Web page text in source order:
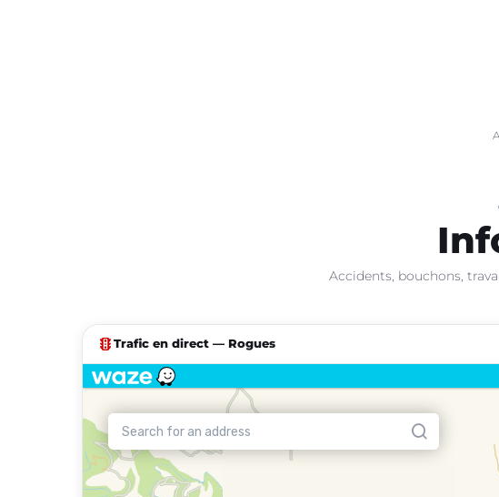
Accidents, bouchons,
traffic Trafic en direct — Rogues